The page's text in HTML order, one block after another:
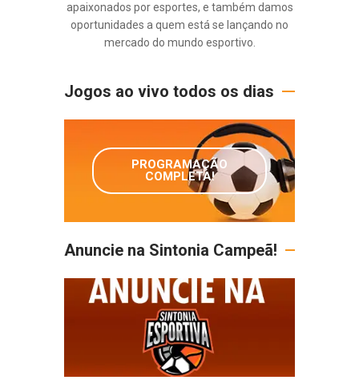
apaixonados por esportes, e também damos
oportunidades a quem está se lançando no
mercado do mundo esportivo.
Jogos ao vivo todos os dias
PROGRAMAÇÃO
COMPLETA!
Anuncie na Sintonia Campeã!